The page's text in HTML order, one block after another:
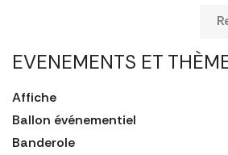
EVENEMENTS ET
Affiche
Ballon événementiel
Banderole